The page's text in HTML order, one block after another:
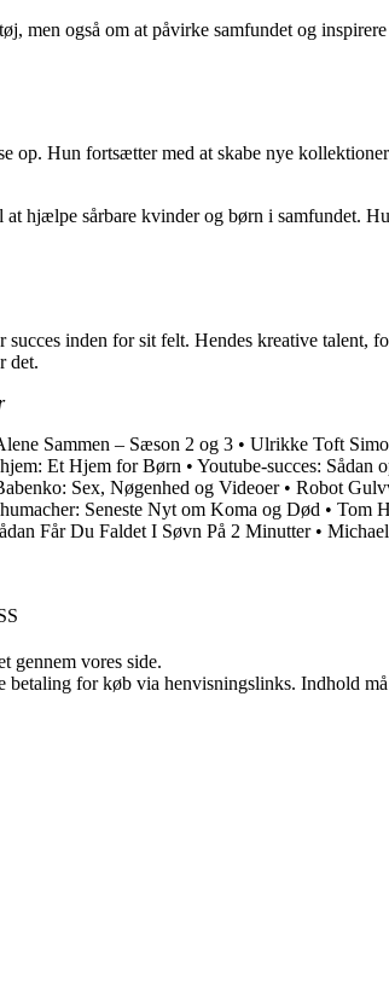
men også om at påvirke samfundet og
op. Hun fortsætter med at skabe nye
hjælpe sårbare kvinder og børn i samfundet.
inden for sit felt. Hendes kreative talent,
det.
Sammen – Sæson 2 og 3 • Ulrikke Toft
Et Hjem for Børn • Youtube-succes: Sådan
Sex, Nøgenhed og Videoer• Robot
Seneste Nyt om Koma og Død • Tom
Får Du Faldet I Søvn På 2 Minutter•
gennem vores side.
for køb via henvisningslinks. Indhold